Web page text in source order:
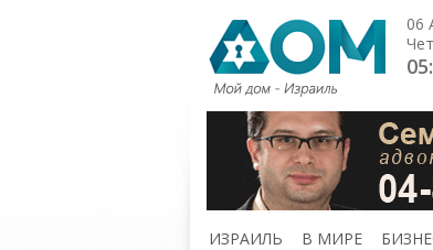
06
ИЗРАИЛЬ В МИРЕ